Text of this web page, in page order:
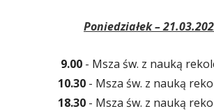
Poniedziałek –
9.00 - Msza św. z nauką
10.30- Msza św. z nauką
18.30- Msza św. z nauką